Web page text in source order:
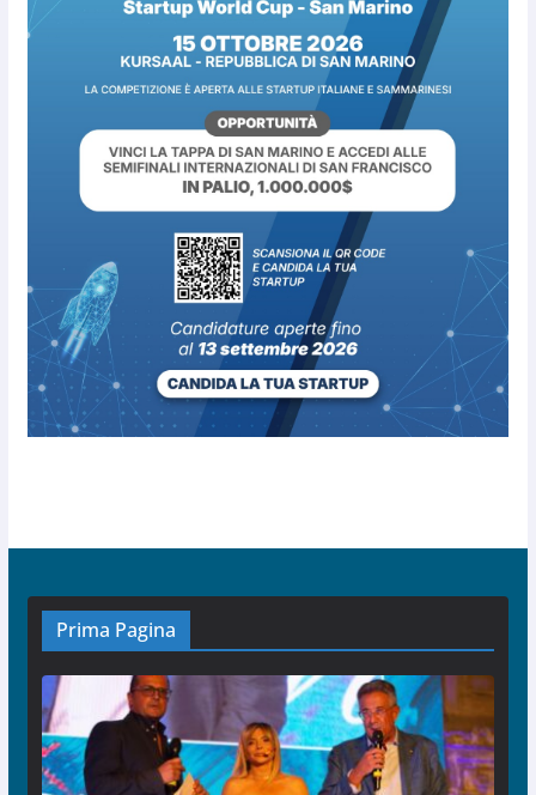
Prima Pagina